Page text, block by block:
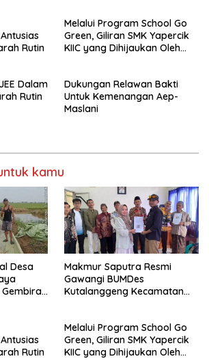
Rutin
Melalui Program School Go
Green, Giliran SMK Yapercik
KIIC yang Dihijaukan Oleh
Dalam
Rutin
Dukungan Relawan Bakti
Untuk Kemenangan Aep-
Maslani
kamu
Desa
Makmur Saputra Resmi
Gawangi BUMDes
Kutalanggeng Kecamatan
Rutin
Melalui Program School Go
Green, Giliran SMK Yapercik
KIIC yang Dihijaukan Oleh